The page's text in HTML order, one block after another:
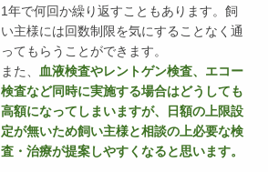
1年で何回か繰り返すこともあります。飼
い主様には回数制限を気にすることなく通
ってもらうことができます。
また、 血液検査やレントゲン検査、エコー
検査など同時に実施する場合はどうしても
高額になってしまいますが、日額の上限設
定が無いため飼い主様と相談の上必要な検
査・治療が提案しやすくなると思います。